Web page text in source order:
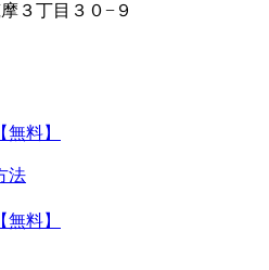
３丁目３０−９
料】
法
料】